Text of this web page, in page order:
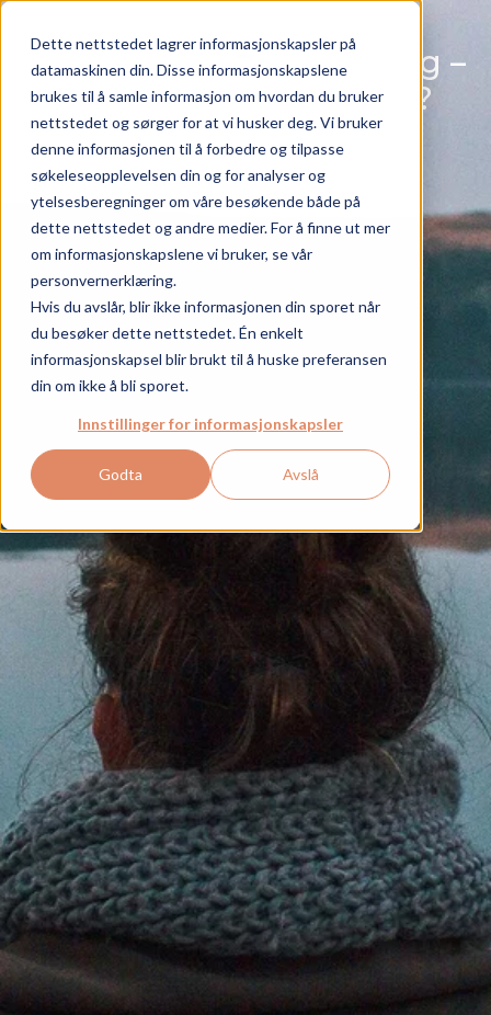
Dette nettstedet lagrer informasjonskapsler på
datamaskinen din. Disse informasjonskapslene
brukes til å samle informasjon om hvordan du bruker
nettstedet og sørger for at vi husker deg. Vi bruker
denne informasjonen til å forbedre og tilpasse
søkeleseopplevelsen din og for analyser og
ytelsesberegninger om våre besøkende både på
dette nettstedet og andre medier. For å finne ut mer
om informasjonskapslene vi bruker, se vår
personvernerklæring.
Hvis du avslår, blir ikke informasjonen din sporet når
du besøker dette nettstedet. Én enkelt
informasjonskapsel blir brukt til å huske preferansen
din om ikke å bli sporet.
Innstillinger for informasjonskapsler
Godta Avslå
Artikler
Om Life with.
Hverdagen +
Sykdommen +
Pårørende +
Brystkreft med spredning –
inkludert i statistikken?